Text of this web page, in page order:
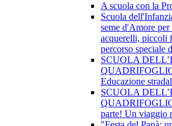
A scuola con la
Scuola
seme d'Amore
acquerelli, piccoli
percorso speciale
SCUOLA
Educazione
SCUOLA
parte! Un viaggio